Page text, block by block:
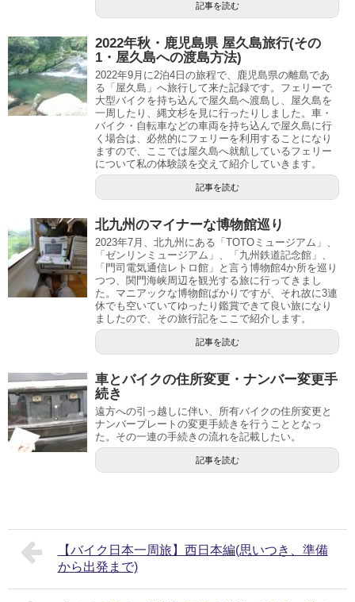
記事を読む
2022年秋・鹿児島県 屋久島旅行(その
1・屋久島への渡島方法)
2022年9月に2泊4日の旅程で、鹿児島県の離島であ
る「屋久島」へ旅行して来た記録です。フェリーで
大型バイクを持ち込んで屋久島へ渡島し、屋久島を
一周したり、縄文杉を見に行ったりしました。車・
バイク・自転車などの車両を持ち込んで屋久島に行
く場合は、必然的にフェリーを利用することになり
ますので、ここでは屋久島へ就航しているフェリー
について私の体験談を交えて紹介していきます。
記事を読む
北九州のマイナーな博物館巡り
2023年7月、北九州にある「TOTOミュージアム」、
「ゼンリンミュージアム」、「九州鉄道記念館」、
「門司電気通信レトロ館」と言う博物館4か所を巡り
つつ、関門海峡周辺を観光する旅に行ってきまし
た。マニアックな博物館ばかりですが、それ故に3連
休でも空いていてゆったり鑑賞できて良い旅になり
ましたので、その旅行記をここで紹介します。
記事を読む
車とバイクの住所変更・ナンバー変更手
続き
遠方への引っ越しに伴い、所有バイクの住所変更と
ナンバープレートの変更手続きを行うこととなっ
た。その一連の手続きの流れを記載したい。
記事を読む
【バイク日本一周旅】西日本編(思いつき、準備
から出発まで)